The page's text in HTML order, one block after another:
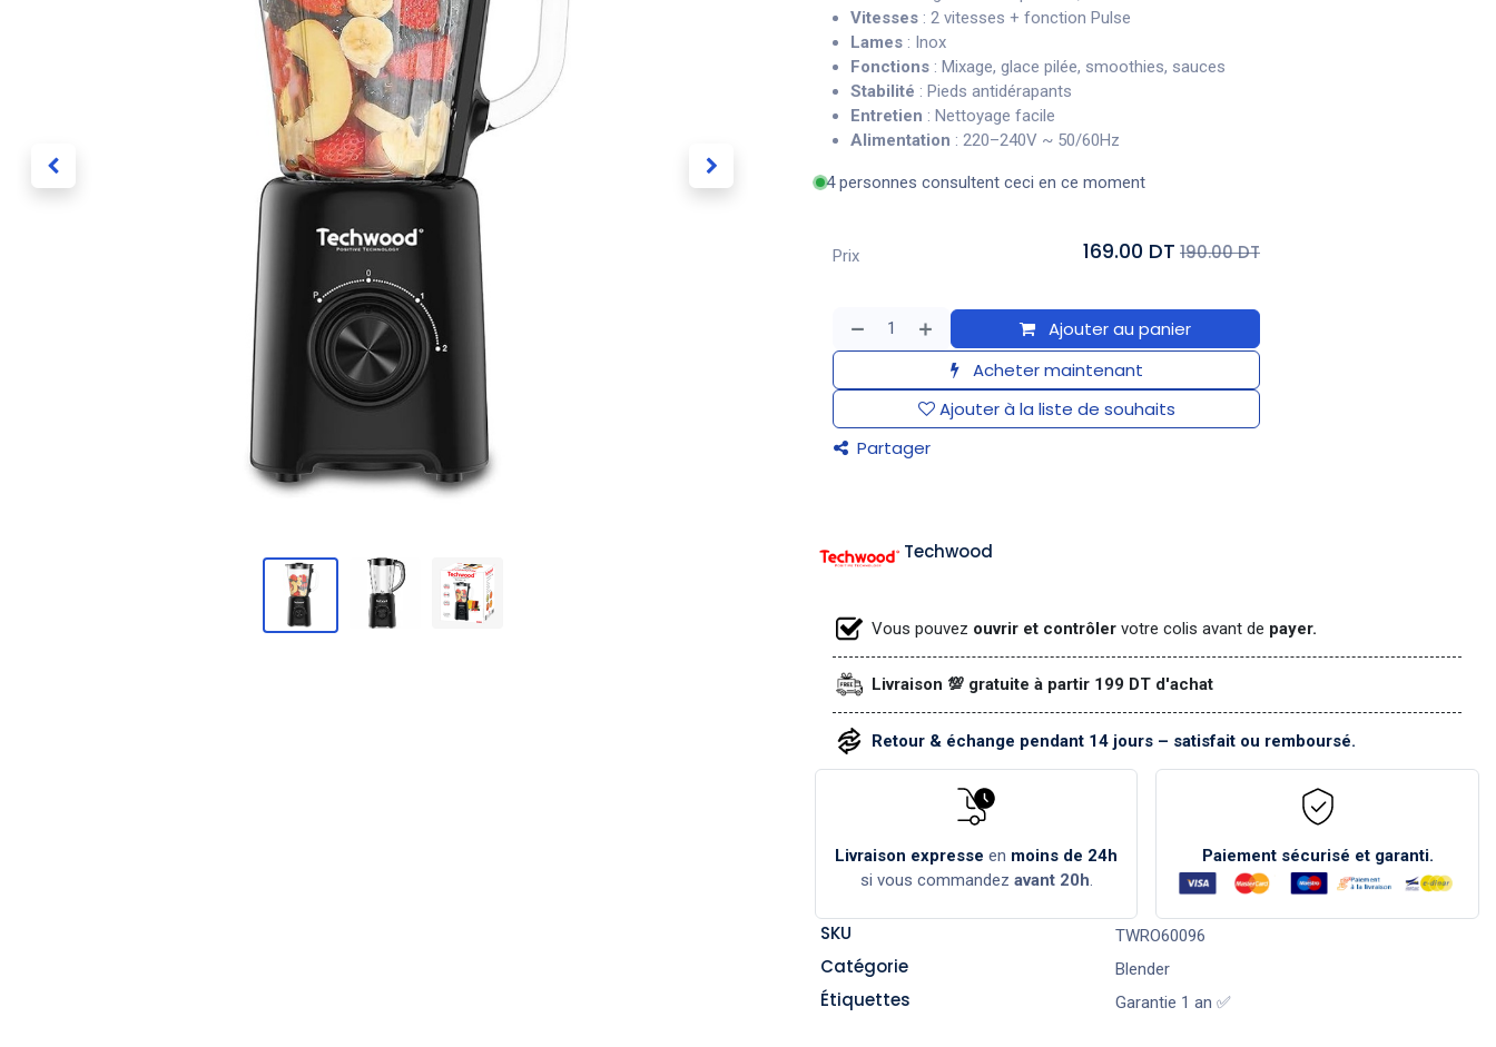
Vitesses : 2 vitesses + fonction Pulse
Lames : Inox
Fonctions : Mixage, glace pilée, smoothies, sauces
Stabilité : Pieds antidérapants
Entretien : Nettoyage facile
Alimentation : 220–240V ~ 50/60Hz
4 personnes consultent ceci en ce moment
Ajouter au panier
Acheter maintenant
Ajouter à la liste de souhaits
Partager
Prix 169.00 DT 190.00 DT
Techwood
Vous pouvez ouvrir et contrôler votre colis avant de payer.
Livraison 💯 gratuite à partir 199 DT d'achat
Retour & échange pendant 14 jours – satisfait ou remboursé.
Livraison expresse en moins de 24h
si vous commandez avant 20h.
Paiement sécurisé et garanti.
SKU TWRO60096
Catégorie Blender
Étiquettes Garantie 1 an ✅